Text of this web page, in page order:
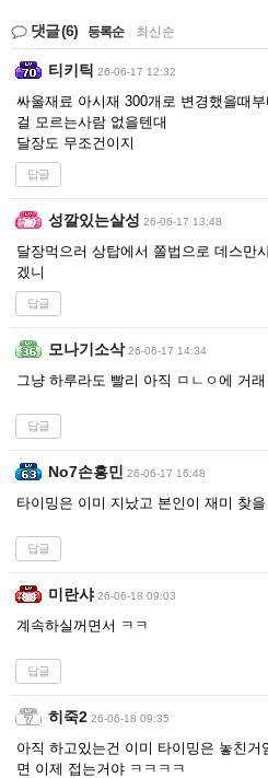
댓글(6) 등록순 최신순
티키틱 26-06-17 12:32
싸울재료 아시재 300개로 변경했을때
걸 모르는사람 없을텐대
달장도 무조건이지
답글
성깔있는살성 26-06-17 13:48
달장먹으러 상탑에서 쫄법으로 데스만
겠니
답글
모나기소삭 26-06-17 14:34
그냥 하루라도 빨리 아직 ㅁㄴㅇ에 거
답글
No7손흥민 26-06-17 16:48
타이밍은 이미 지났고 본인이 재미 찾
답글
미란샤 26-06-18 09:03
계속하실꺼면서 ㅋㅋ
답글
히죽2 26-06-18 09:35
아직 하고있는건 이미 타이밍은 놓친
면 이제 접는거야 ㅋㅋㅋㅋ